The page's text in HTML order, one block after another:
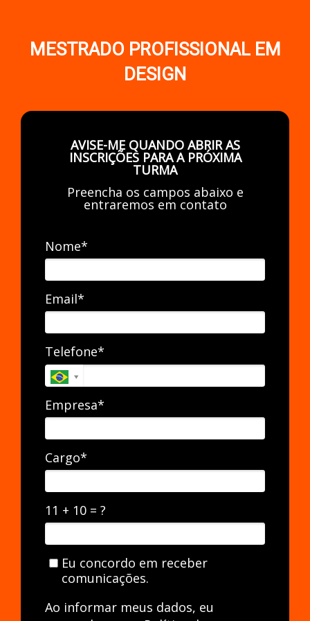
MESTRADO PROFISSIONAL EM
DESIGN
AVISE-ME QUANDO ABRIR AS
INSCRIÇÕES PARA A PRÓXIMA
TURMA
Preencha os campos abaixo e
entraremos em contato
Nome*
Email*
Telefone*
Empresa*
Cargo*
11 + 10 = ?
Eu concordo em receber
comunicações.
Ao informar meus dados, eu